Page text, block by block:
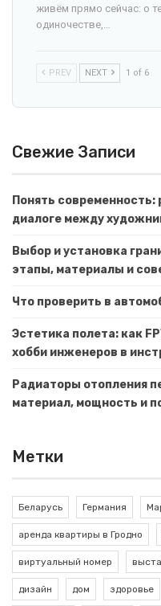
живём прямо сейчас: о
одиночестве,…
PREV NEXT 1 of 6
Свежие Записи
Понять современность:
диалоге между
Выбор и установка
этапы, материалы и
Что проверить в
Эстетика полета: как
хобби инженеров в
Радиаторы отопления
материал, мощность и
Метки
Беларусь Германия
аренда квартиры в Гродно
виртуальный номер
дизайн дом здоровье